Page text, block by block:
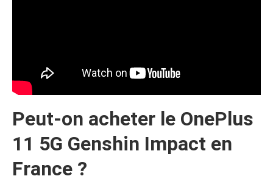
Peut-on acheter le OnePlus
11 5G Genshin Impact en
France ?